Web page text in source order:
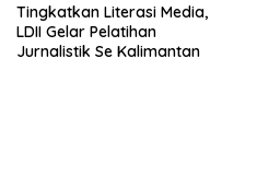
Tingkatkan Literasi Media,
LDII Gelar Pelatihan
Jurnalistik Se Kalimantan